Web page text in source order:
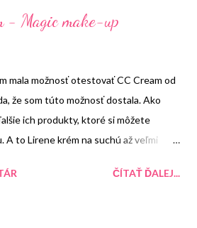
- Magic make-up
mala možnosť otestovať CC Cream od
že som túto možnosť dostala. Ako
ich produkty, ktoré si môžete
A to Lirene krém na suchú až veľmi
ešte žiadno CCčko nemala. Tento
ČÍTAŤ ĎALEJ...